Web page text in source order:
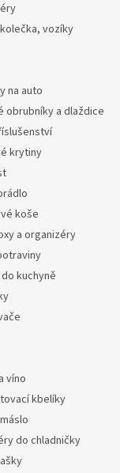
vozíky
na auto
obrubníky a dlaždice
krytiny
koše
a organizéry
kuchyně
víno
kbelíky
do chladničky